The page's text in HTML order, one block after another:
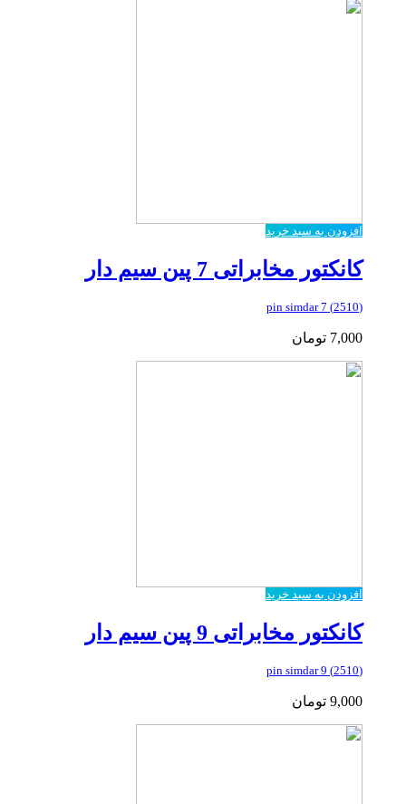
افزودن به سبد خرید
کانکتور مخابراتی 7 پین سیم دار
(2510) 7 pin simdar
7,000 تومان
افزودن به سبد خرید
کانکتور مخابراتی 9 پین سیم دار
(2510) 9 pin simdar
9,000 تومان